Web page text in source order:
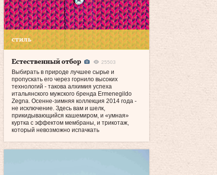
стиль
Естественный отбор 25503
Выбирать в природе лучшее сырье и
пропускать его через горнило высоких
технологий - такова алхимия успеха
итальянского мужского бренда Ermenegildo
Zegna. Осенне-зимняя коллекция 2014 года -
не исключение. Здесь вам и шелк,
прикидывающийся кашемиром, и «умная»
куртка с эффектом мембраны, и трикотаж,
который невозможно испачкать